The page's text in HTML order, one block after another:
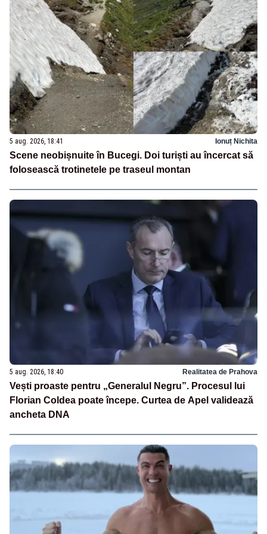
5 aug. 2026, 18:41 Ionuț Nichita
Scene neobișnuite în Bucegi. Doi turiști au încercat să
folosească trotinetele pe traseul montan
5 aug. 2026, 18:40 Realitatea de Prahova
Vești proaste pentru „Generalul Negru”. Procesul lui
Florian Coldea poate începe. Curtea de Apel validează
ancheta DNA